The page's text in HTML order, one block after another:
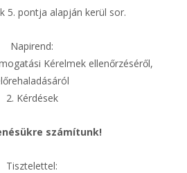
5. pontja alapján kerül sor.
Napirend:
Kérelmek ellenőrzéséről,
2. Kérdések
számítunk!
Tisztelettel: